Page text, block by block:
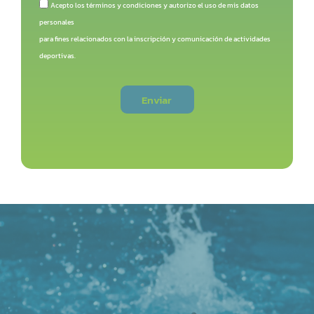
Acepto los términos y condiciones y autorizo el uso de mis datos
personales
para fines relacionados con la inscripción y comunicación de actividades
deportivas.
Enviar